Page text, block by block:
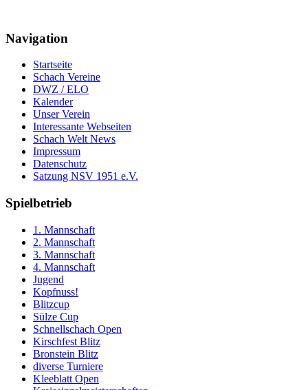
Navigation
Startseite
Schach Vereine
DWZ / ELO
Kalender
Unser Verein
Interessante Webseiten
Schach Welt News
Impressum
Datenschutz
Satzung NSV 1951 e.V.
Spielbetrieb
1. Mannschaft
2. Mannschaft
3. Mannschaft
4. Mannschaft
Jugend
Kopfnuss!
Blitzcup
Sülze Cup
Schnellschach Open
Kirschfest Blitz
Bronstein Blitz
diverse Turniere
Kleeblatt Open